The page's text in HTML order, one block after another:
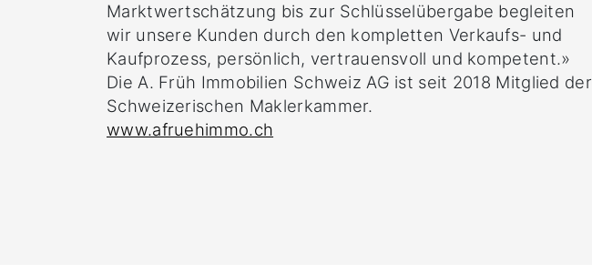
Marktwertschätzung bis zur Schlüsselübergabe begleiten
wir unsere Kunden durch den kompletten Verkaufs- und
Kaufprozess, persönlich, vertrauensvoll und kompetent.»
Die A. Früh Immobilien Schweiz AG ist seit 2018 Mitglied der
Schweizerischen Maklerkammer.
www.afruehimmo.ch